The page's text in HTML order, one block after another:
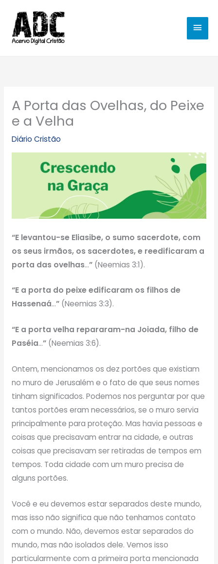
para
conteúdo
A Porta das Ovelhas, do Peixe
e a Velha
Diário Cristão
“E levantou-se Eliasibe, o sumo sacerdote, com
os seus irmãos, os sacerdotes, e reedificaram a
porta das ovelhas…”(Neemias 3:1).
“E a porta do peixe edificaram os filhos de
Hassenaá…”(Neemias 3:3).
“E a porta velha repararam-na Joiada, filho de
Paséia…”(Neemias 3:6).
Ontem, mencionamos os dez portões que existiam
no muro de Jerusalém e o fato de que seus nomes
tinham significados. Podemos nos perguntar por que
tantos portões eram necessários, se o muro servia
principalmente para proteção. Mas havia pessoas e
coisas que precisavam entrar na cidade, e outras
coisas que precisavam ser retiradas de tempos em
tempos. Toda cidade com um muro precisa de
alguns portões.
Você e eu devemos estar separados deste mundo,
mas isso não significa que não tenhamos contato
com o mundo. Não, devemos estar separados do
mundo, mas não isolados dele. Vemos isso
particularmente com a primeira porta mencionada